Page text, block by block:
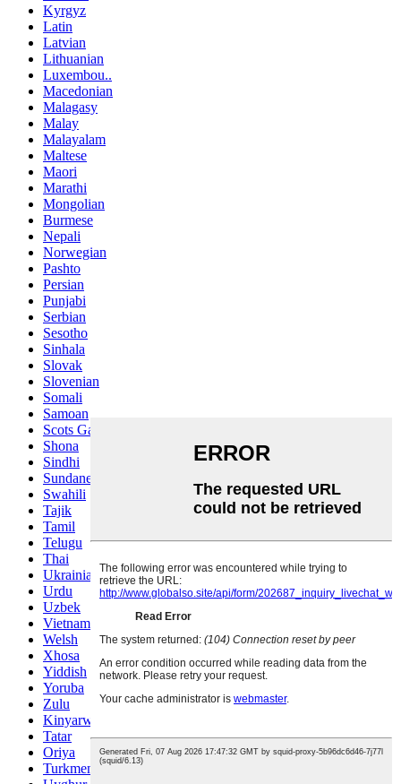
Kyrgyz
Latin
Latvian
Lithuanian
Luxembou..
Macedonian
Malagasy
Malay
Malayalam
Maltese
Maori
Marathi
Mongolian
Burmese
Nepali
Norwegian
Pashto
Persian
Punjabi
Serbian
Sesotho
Sinhala
Slovak
Slovenian
Somali
Samoan
Scots Gaelic
Shona
Sindhi
Sundanese
Swahili
Tajik
Tamil
Telugu
Thai
Ukrainian
Urdu
Uzbek
Vietnamese
Welsh
Xhosa
Yiddish
Yoruba
Zulu
Kinyarwanda
Tatar
Oriya
Turkmen